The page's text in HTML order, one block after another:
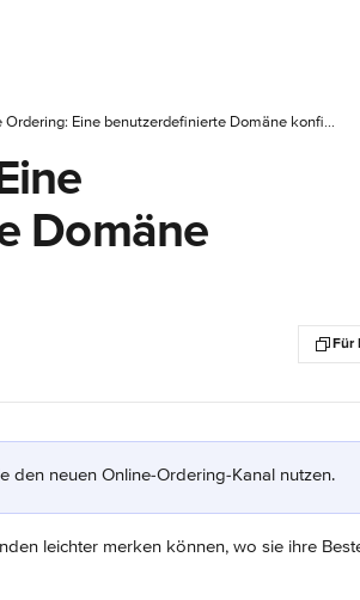
Online Ordering: Eine benutzerdefinierte Domäne konfigurieren
Domäne
Für
den neuen Online-Ordering-Kanal nutzen.
leichter merken können, wo sie ihre